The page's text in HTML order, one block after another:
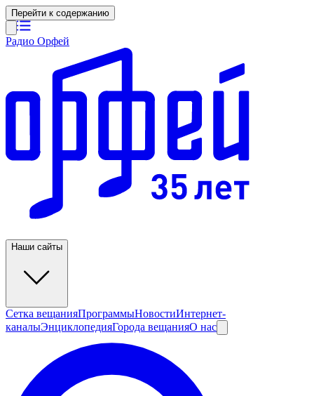
Перейти к содержанию
Радио Орфей
Наши сайты
Сетка вещанияПрограммыНовостиИнтернет-
каналыЭнциклопедияГорода вещанияО нас